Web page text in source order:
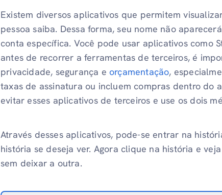
Existem diversos aplicativos que permitem
pessoa saiba. Dessa forma, seu nome não
conta específica. Você pode usar aplicativos como
antes de recorrer a ferramentas de terceiros, é
privacidade, segurança e orçamentação,
taxas de assinatura ou incluem compras dentro do
evitar esses aplicativos de terceiros e use os dois
Através desses aplicativos, pode-se entrar na
história se deseja ver. Agora clique na história e
sem deixar a outra.